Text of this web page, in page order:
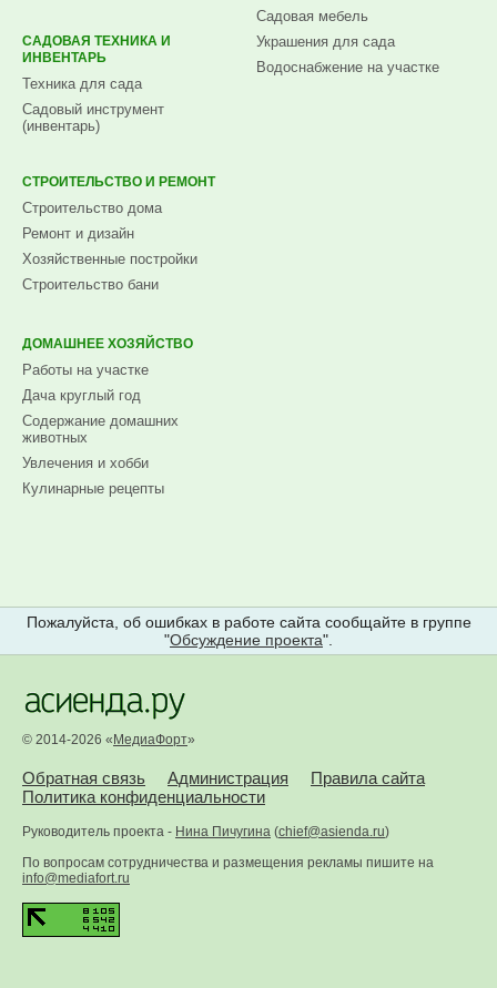
САДОВАЯ ТЕХНИКА И
ИНВЕНТАРЬ
Техника для сада
Садовый инструмент
(инвентарь)
Садовая мебель
Украшения для сада
Водоснабжение на участке
СТРОИТЕЛЬСТВО И РЕМОНТ
Строительство дома
Ремонт и дизайн
Хозяйственные постройки
Строительство бани
ДОМАШНЕЕ ХОЗЯЙСТВО
Работы на участке
Дача круглый год
Содержание домашних
животных
Увлечения и хобби
Кулинарные рецепты
Пожалуйста, об ошибках в работе сайта сообщайте в группе
"Обсуждение проекта".
© 2014-2026 «МедиаФорт»
Обратная связь Администрация
Правила сайта
Политика конфиденциальности
Руководитель проекта - Нина Пичугина (chief@asienda.ru)
По вопросам сотрудничества и размещения рекламы пишите на
info@mediafort.ru